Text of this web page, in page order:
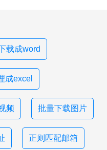
载成word
成excel
频 批量下载图片
正则匹配邮箱